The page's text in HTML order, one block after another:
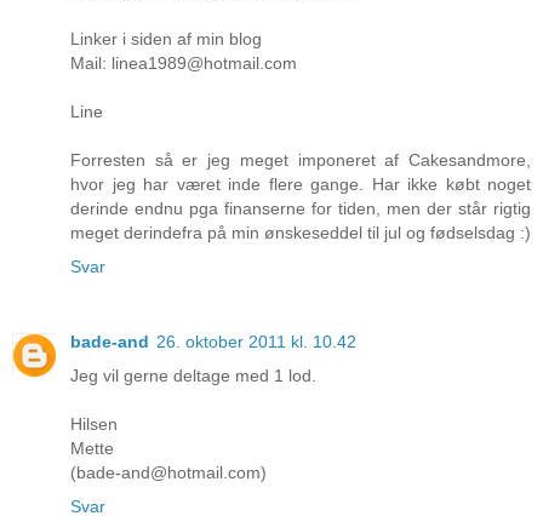
Linker i siden af min blog
Mail: linea1989@hotmail.com
Line
Forresten så er jeg meget imponeret af Cakesandmore,
hvor jeg har været inde flere gange. Har ikke købt noget
derinde endnu pga finanserne for tiden, men der står rigtig
meget derindefra på min ønskeseddel til jul og fødselsdag :)
Svar
bade-and 26. oktober 2011 kl. 10.42
Jeg vil gerne deltage med 1 lod.
Hilsen
Mette
(bade-and@hotmail.com)
Svar